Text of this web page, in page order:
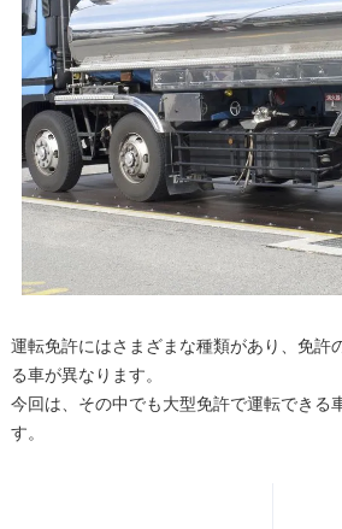
運転免許にはさまざまな種類があり、免許
る車が異なります。
今回は、その中でも大型免許で運転できる
す。